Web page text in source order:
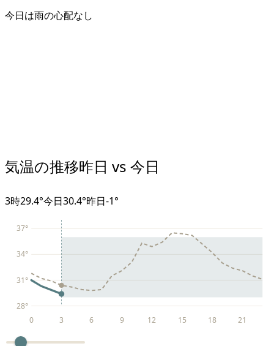
今日は雨の心配なし
気温の推移昨日 vs 今日
3時29.4°今日30.4°昨日-1°
28°
31°
34°
37°
0 3 6 9 12 15 18 21